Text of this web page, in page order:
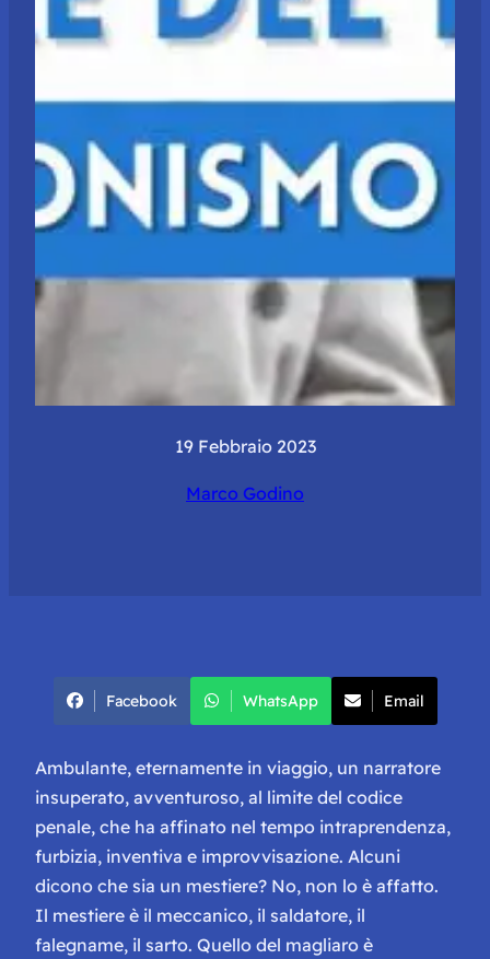
19 Febbraio 2023
Marco Godino
Facebook WhatsApp Email
Ambulante, eternamente in viaggio, un narratore
insuperato, avventuroso, al limite del codice
penale, che ha affinato nel tempo intraprendenza,
furbizia, inventiva e improvvisazione. Alcuni
dicono che sia un mestiere? No, non lo è affatto.
Il mestiere è il meccanico, il saldatore, il
falegname, il sarto. Quello del magliaro è